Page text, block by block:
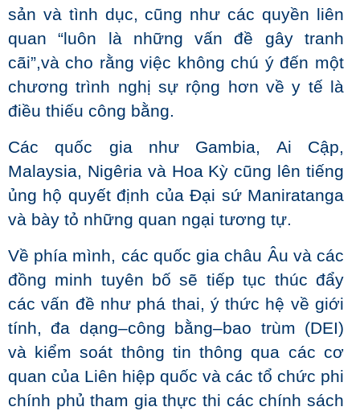
sản và tình dục, cũng như các quyền liên
quan “luôn là những vấn đề gây tranh
cãi”,và cho rằng việc không chú ý đến một
chương trình nghị sự rộng hơn về y tế là
điều thiếu công bằng.
Các quốc gia như Gambia, Ai Cập,
Malaysia, Nigêria và Hoa Kỳ cũng lên tiếng
ủng hộ quyết định của Đại sứ Maniratanga
và bày tỏ những quan ngại tương tự.
Về phía mình, các quốc gia châu Âu và các
đồng minh tuyên bố sẽ tiếp tục thúc đẩy
các vấn đề như phá thai, ý thức hệ về giới
tính, đa dạng–công bằng–bao trùm (DEI)
và kiểm soát thông tin thông qua các cơ
quan của Liên hiệp quốc và các tổ chức phi
chính phủ tham gia thực thi các chính sách